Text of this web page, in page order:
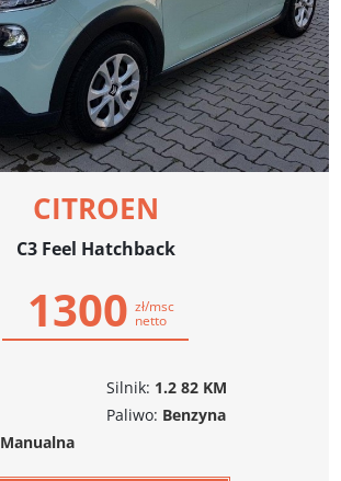
CITROEN
C3 Feel Hatchback
1300 zł/msc
netto
Silnik: 1.2 82 KM
Paliwo: Benzyna
Manualna